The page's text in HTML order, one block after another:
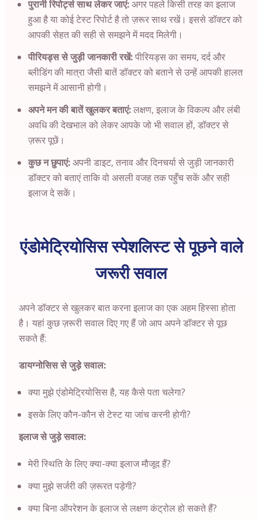
पुरानी रिपोर्ट्स साथ लेकर जाएं:अगर पहले किसी तरह का इलाज
हुआ है या कोई टेस्ट रिपोर्ट है तो ज़रूर साथ रखें। इससे डॉक्टर को
आपकी सेहत की सही से समझने में मदद मिलेगी।
पीरियड्स से जुड़ी जानकारी रखें:पीरियड्स का समय, दर्द और
ब्लीडिंग की मात्रा जैसी बातें डॉक्टर को बताने से उन्हें आपकी हालत
समझने में आसानी होगी।
अपने मन की बातें खुलकर बताएं:लक्षण, इलाज के विकल्प और लंबी
अवधि की देखभाल को लेकर आपके जो भी सवाल हों, डॉक्टर से
ज़रूर पूछें।
कुछ न छुपाएं:अपनी डाइट, तनाव और दिनचर्या से जुड़ी जानकारी
डॉक्टर को बताएं ताकि वो असली वजह तक पहुँच सकें और सही
इलाज दे सकें।
एंडोमेट्रियोसिस स्पेशलिस्ट से पूछने वाले
जरूरी सवाल
अपने डॉक्टर से खुलकर बात करना इलाज का एक अहम हिस्सा होता
है। यहां कुछ ज़रूरी सवाल दिए गए हैं जो आप अपने डॉक्टर से पूछ
सकते हैं:
डायग्नोसिस से जुड़े सवाल:
क्या मुझे एंडोमेट्रियोसिस है, यह कैसे पता चलेगा?
इसके लिए कौन-कौन से टेस्ट या जांच करनी होगी?
इलाज से जुड़े सवाल:
मेरी स्थिति के लिए क्या-क्या इलाज मौजूद हैं?
क्या मुझे सर्जरी की ज़रूरत पड़ेगी?
क्या बिना ऑपरेशन के इलाज से लक्षण कंट्रोल हो सकते हैं?